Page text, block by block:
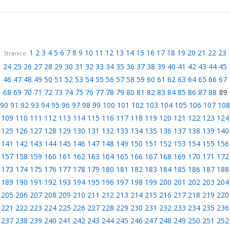
Stranice: 1 2 3 4 5 6 7 8 9 10 11 12 13 14 15 16 17 18 19 20 21 22 23
24 25 26 27 28 29 30 31 32 33 34 35 36 37 38 39 40 41 42 43 44 45
46 47 48 49 50 51 52 53 54 55 56 57 58 59 60 61 62 63 64 65 66 67
68 69 70 71 72 73 74 75 76 77 78 79 80 81 82 83 84 85 86 87 88 89
90 91 92 93 94 95 96 97 98 99 100 101 102 103 104 105 106 107 108
109 110 111 112 113 114 115 116 117 118 119 120 121 122 123 124
125 126 127 128 129 130 131 132 133 134 135 136 137 138 139 140
141 142 143 144 145 146 147 148 149 150 151 152 153 154 155 156
157 158 159 160 161 162 163 164 165 166 167 168 169 170 171 172
173 174 175 176 177 178 179 180 181 182 183 184 185 186 187 188
189 190 191 192 193 194 195 196 197 198 199 200 201 202 203 204
205 206 207 208 209 210 211 212 213 214 215 216 217 218 219 220
221 222 223 224 225 226 227 228 229 230 231 232 233 234 235 236
237 238 239 240 241 242 243 244 245 246 247 248 249 250 251 252